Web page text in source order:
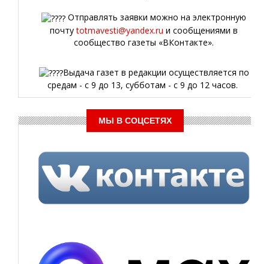
Отправлять заявки можно на электронную
почтуtotmavesti@yandex.ru и сообщениями в
сообщество газеты «ВКонтакте».
Выдача газет в редакции осуществляется по
средам - с 9 до 13, субботам - с 9 до 12 часов.
МЫ В СОЦСЕТЯХ